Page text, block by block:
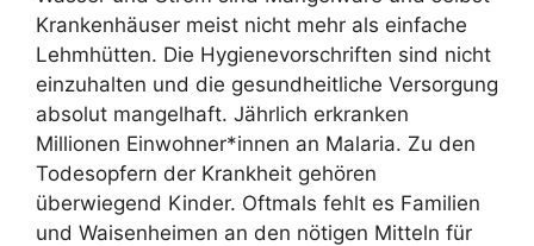
Krankenhäuser meist nicht mehr als einfache
Lehmhütten. Die Hygienevorschriften sind nicht
einzuhalten und die gesundheitliche Versorgung
absolut mangelhaft. Jährlich erkranken
Millionen Einwohner*innen an Malaria. Zu den
Todesopfern der Krankheit gehören
überwiegend Kinder. Oftmals fehlt es Familien
und Waisenheimen an den nötigen Mitteln für